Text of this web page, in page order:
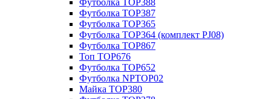
Футболка TOP388
Футболка TOP387
Футболка TOP365
Футболка TOP364 (комплект PJ08)
Футболка TOP867
Топ TOP676
Футболка TOP652
Футболка NPTOP02
Майка TOP380